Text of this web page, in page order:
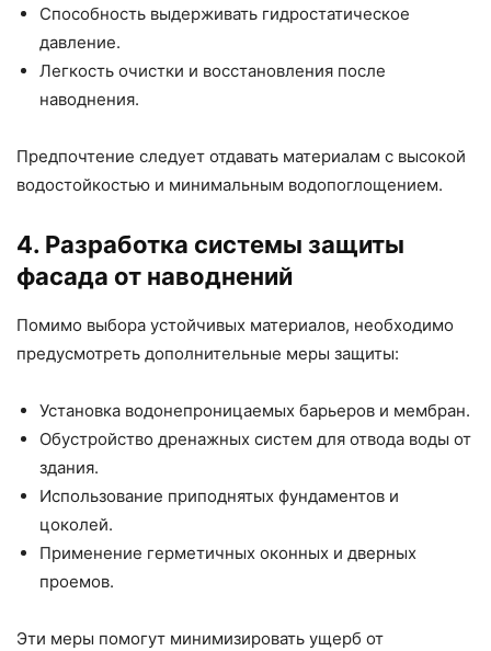
Способность выдерживать гидростатическое
давление.
Легкость очистки и восстановления после
наводнения.
Предпочтение следует отдавать материалам с высокой
водостойкостью и минимальным водопоглощением.
4. Разработка системы защиты
фасада от наводнений
Помимо выбора устойчивых материалов, необходимо
предусмотреть дополнительные меры защиты:
Установка водонепроницаемых барьеров и мембран.
Обустройство дренажных систем для отвода воды от
здания.
Использование приподнятых фундаментов и
цоколей.
Применение герметичных оконных и дверных
проемов.
Эти меры помогут минимизировать ущерб от